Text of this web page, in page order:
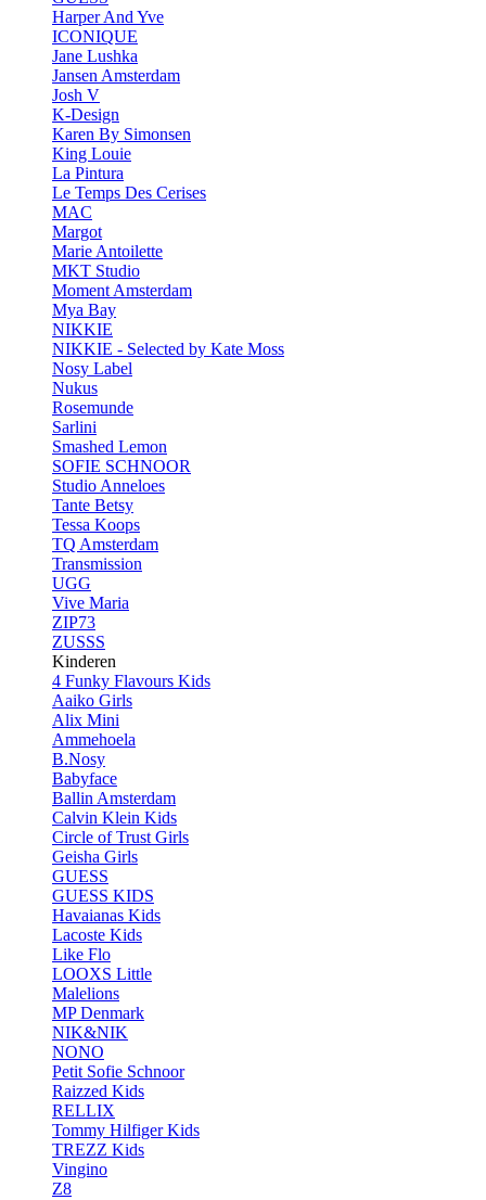
Harper And Yve
ICONIQUE
Jane Lushka
Jansen Amsterdam
Josh V
K-Design
Karen By Simonsen
King Louie
La Pintura
Le Temps Des Cerises
MAC
Margot
Marie Antoilette
MKT Studio
Moment Amsterdam
Mya Bay
NIKKIE
NIKKIE - Selected by Kate Moss
Nosy Label
Nukus
Rosemunde
Sarlini
Smashed Lemon
SOFIE SCHNOOR
Studio Anneloes
Tante Betsy
Tessa Koops
TQ Amsterdam
Transmission
UGG
Vive Maria
ZIP73
ZUSSS
Kinderen
4 Funky Flavours Kids
Aaiko Girls
Alix Mini
Ammehoela
B.Nosy
Babyface
Ballin Amsterdam
Calvin Klein Kids
Circle of Trust Girls
Geisha Girls
GUESS
GUESS KIDS
Havaianas Kids
Lacoste Kids
Like Flo
LOOXS Little
Malelions
MP Denmark
NIK&NIK
NONO
Petit Sofie Schnoor
Raizzed Kids
RELLIX
Tommy Hilfiger Kids
TREZZ Kids
Vingino
Z8